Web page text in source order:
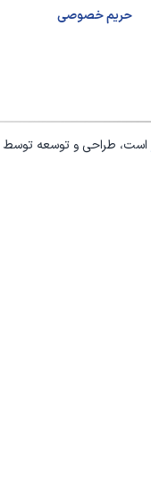
حریم خصوصی
است، طراحی و توسعه توسط